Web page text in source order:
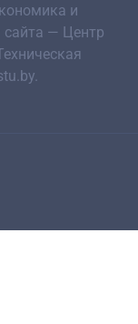
и
сайта — Центр